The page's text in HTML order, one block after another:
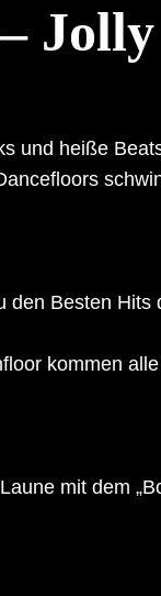
und heiße
Besten
kommen
mit dem